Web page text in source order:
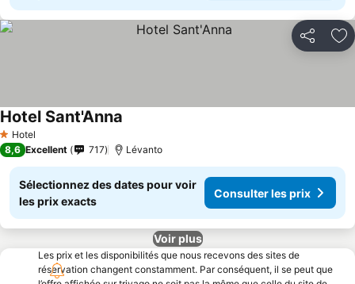
Partager
1 Étoiles
Hotel
Hotel Sant'Anna
8,6 Excellent 717 Lévanto
Sélectionnez des dates pour voir
les prix exacts
Consulter les prix
Voir plus
Les prix et les disponibilités que nous recevons des sites de
réservation changent constamment. Par conséquent, il se peut que